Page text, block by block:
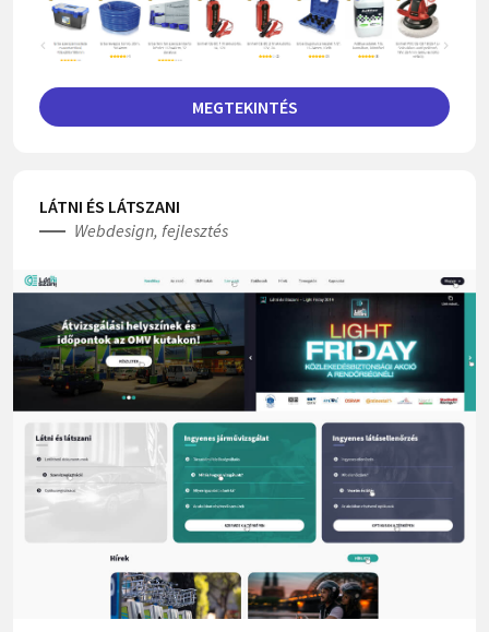
MEGTEKINTÉS
LÁTNI ÉS LÁTSZANI
Webdesign, fejlesztés